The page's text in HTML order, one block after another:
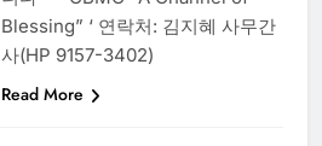
Blessing” ‘ 연락처: 김지혜 사무간
사(HP 9157-3402)
Read More